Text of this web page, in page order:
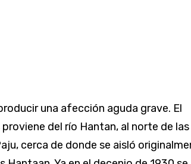
una afección aguda grave. El
del río Hantan, al norte de las
cerca de donde se aisló